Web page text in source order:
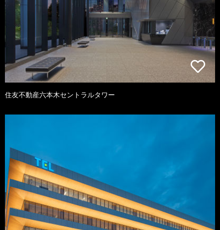
住友不動産六本木セントラルタワー